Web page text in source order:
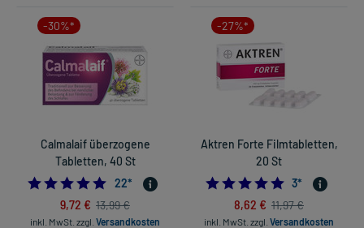
-30%*
Calmalaif überzogene
Tabletten, 40 St
5.0
22*
9,72 € 13,99 €
inkl. MwSt. zzgl. Versandkosten
-27%*
Aktren Forte Filmtabletten,
20 St
5.0
3*
8,62 € 11,97 €
inkl. MwSt. zzgl. Versandkosten